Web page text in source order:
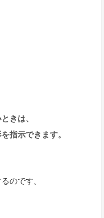
きは、
指示できます。
のです。